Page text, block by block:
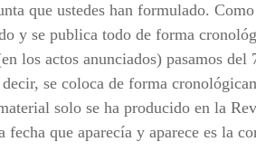
que ustedes han formulado.
y se publica todo de forma
los actos anunciados) pasamos
se coloca de forma
solo se ha producido en la
que aparecía y aparece es la